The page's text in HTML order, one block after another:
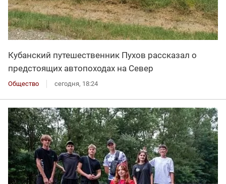
Кубанский путешественник Пухов рассказал о
предстоящих автопоходах на Север
Общество сегодня, 18:24